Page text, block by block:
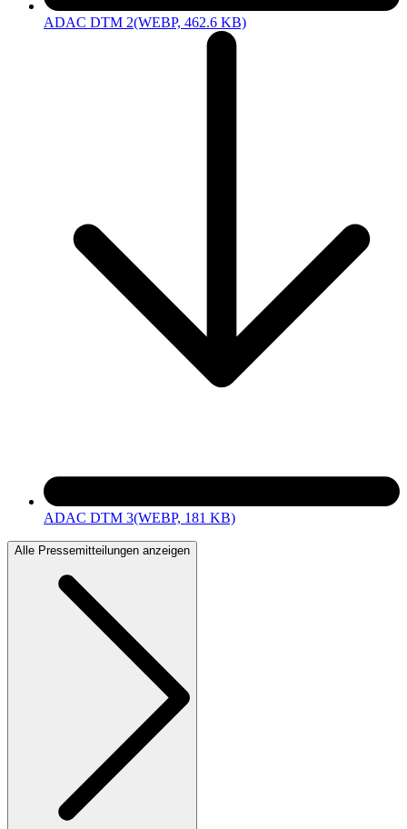
ADAC DTM 2(WEBP, 462.6 KB)
ADAC DTM 3(WEBP, 181 KB)
Alle Pressemitteilungen anzeigen